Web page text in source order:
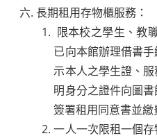
長期租用存物櫃服務：
限本校之學生、教
已向本館辦理借書
示本人之學生證、
明身分之證件向圖
簽署租用同意書並繳
一人一次限租一個